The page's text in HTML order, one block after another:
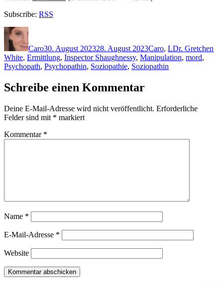
Subscribe: RSS
Autor
Caro30. August 202328. August 2023Caro, LDr. Gretchen
White, Ermittlung, Inspector Shaughnessy, Manipulation, mord,
Psychopath, Psychopathin, Soziopathie, Soziopathin
Schreibe einen Kommentar
Deine E-Mail-Adresse wird nicht veröffentlicht. Erforderliche
Felder sind mit * markiert
Kommentar *
Name *
E-Mail-Adresse *
Website